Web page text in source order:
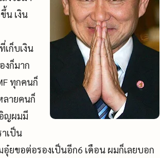
น เงิน
ก็บเงิน
งก็มาก
ทุกคนก็
ายคนก็
ญผมมี
เป็น
ขอต่อรองเป็นอีก6 เดือน ผมก็เลยบอก